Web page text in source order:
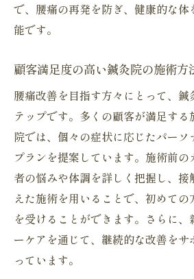
で、腰痛の再発を防ぎ、健康的な
能です。
顧客満足度の高い鍼灸院の施術方
腰痛改善を目指す方々にとって、鍼
テップです。多くの顧客が満足す
院では、個々の症状に応じたパー
プランを提案しています。施術前
者の悩みや体調を詳しく把握し、
えた施術を用いることで、初めて
を受けることができます。さらに、
ーケアを通じて、継続的な改善を
っています。